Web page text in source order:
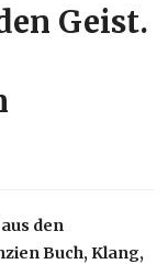
Geist.
den
Buch, Klang,